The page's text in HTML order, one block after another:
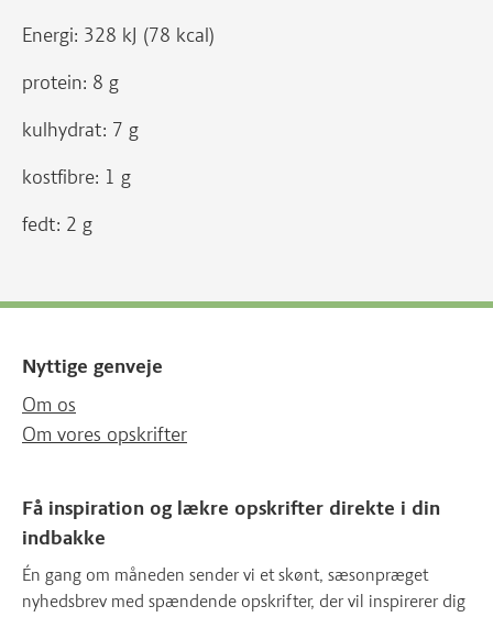
Energi: 328 kJ (78 kcal)
protein: 8 g
kulhydrat: 7 g
kostfibre: 1 g
fedt: 2 g
Nyttige genveje
Om os
Om vores opskrifter
Få inspiration og lækre opskrifter direkte i din
indbakke
Én gang om måneden sender vi et skønt, sæsonpræget
nyhedsbrev med spændende opskrifter, der vil inspirerer dig